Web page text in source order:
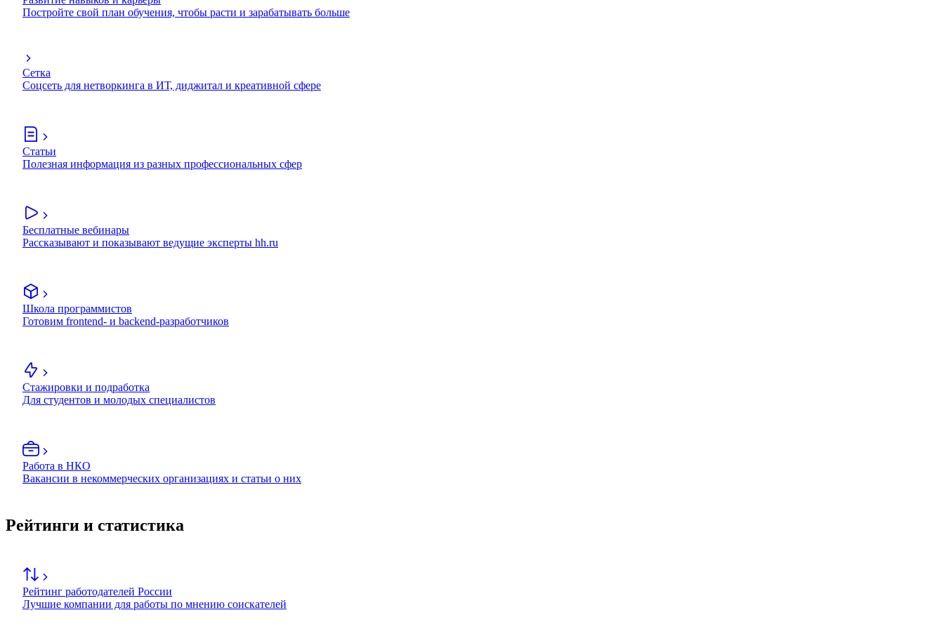
Постройте свой план обучения, чтобы расти и зарабатывать больше
Сетка
Соцсеть для нетворкинга в ИТ, диджитал и креативной сфере
Статьи
Полезная информация из разных профессиональных сфер
Бесплатные вебинары
Рассказывают и показывают ведущие эксперты hh.ru
Школа программистов
Готовим frontend- и backend-разработчиков
Стажировки и подработка
Для студентов и молодых специалистов
Работа в НКО
Вакансии в некоммерческих организациях и статьи о них
Рейтинги и статистика
Рейтинг работодателей России
Лучшие компании для работы по мнению соискателей